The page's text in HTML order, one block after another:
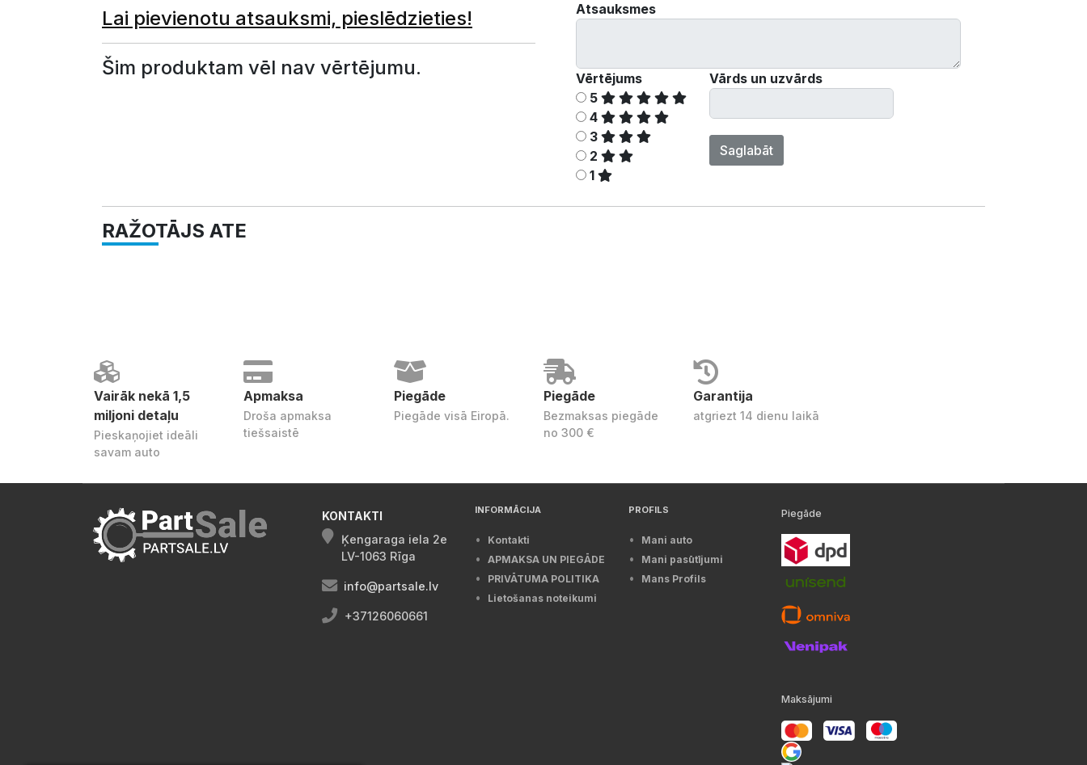
Lai pievienotu atsauksmi, pieslēdzieties!
Šim produktam vēl nav vērtējumu.
Atsauksmes
Vērtējums
5
4
3
2
1
Vārds un uzvārds
Saglabāt
RAŽOTĀJS ATE
Vairāk nekā 1,5
miljoni detaļu
Pieskaņojiet ideāli
savam auto
Apmaksa
Droša apmaksa
tiešsaistē
Piegāde
Piegāde visā Eiropā.
Piegāde
Bezmaksas piegāde
no 300 €
Garantija
atgriezt 14 dienu laikā
KONTAKTI
Ķengaraga iela 2e
LV-1063 Rīga
info@partsale.lv
+37126060661
INFORMĀCIJA
Kontakti
APMAKSA UN PIEGĀDE
PRIVĀTUMA POLITIKA
Lietošanas noteikumi
PROFILS
Mani auto
Mani pasūtījumi
Mans Profils
Piegāde
Maksājumi